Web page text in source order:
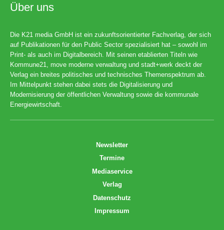
Über uns
Die K21 media GmbH ist ein zukunftsorientierter Fachverlag, der sich
auf Publikationen für den Public Sector spezialisiert hat – sowohl im
Print- als auch im Digitalbereich. Mit seinen etablierten Titeln wie
Kommune21, move moderne verwaltung und stadt+werk deckt der
Verlag ein breites politisches und technisches Themenspektrum ab.
Im Mittelpunkt stehen dabei stets die Digitalisierung und
Modernisierung der öffentlichen Verwaltung sowie die kommunale
Energiewirtschaft.
Newsletter
Termine
Mediaservice
Verlag
Datenschutz
Impressum